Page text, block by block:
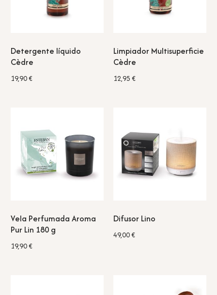
Detergente líquido
Cèdre
19,90€
Limpiador Multisuperficie
Cèdre
12,95€
Vela Perfumada Aroma
Pur Lin 180 g
19,90€
Difusor Lino
49,00€